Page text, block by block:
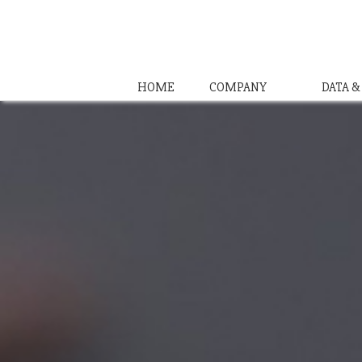
HOME COMPANY DATA